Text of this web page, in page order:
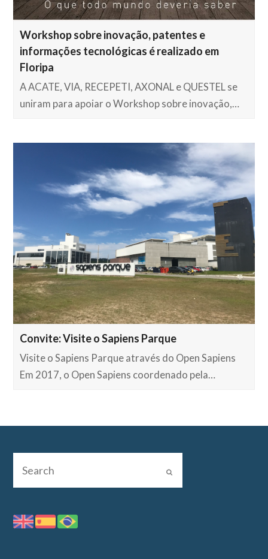
Workshop sobre inovação, patentes e
informações tecnológicas é realizado em
Floripa
A ACATE, VIA, RECEPETI, AXONAL e QUESTEL se
uniram para apoiar o Workshop sobre inovação,…
Convite: Visite o Sapiens Parque
Visite o Sapiens Parque através do Open Sapiens
Em 2017, o Open Sapiens coordenado pela…